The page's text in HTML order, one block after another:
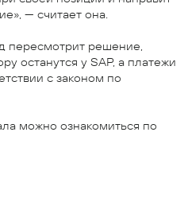
— считает она.
пересмотрит решение,
останутся у SAP, а платежи
с законом по
можно ознакомиться по